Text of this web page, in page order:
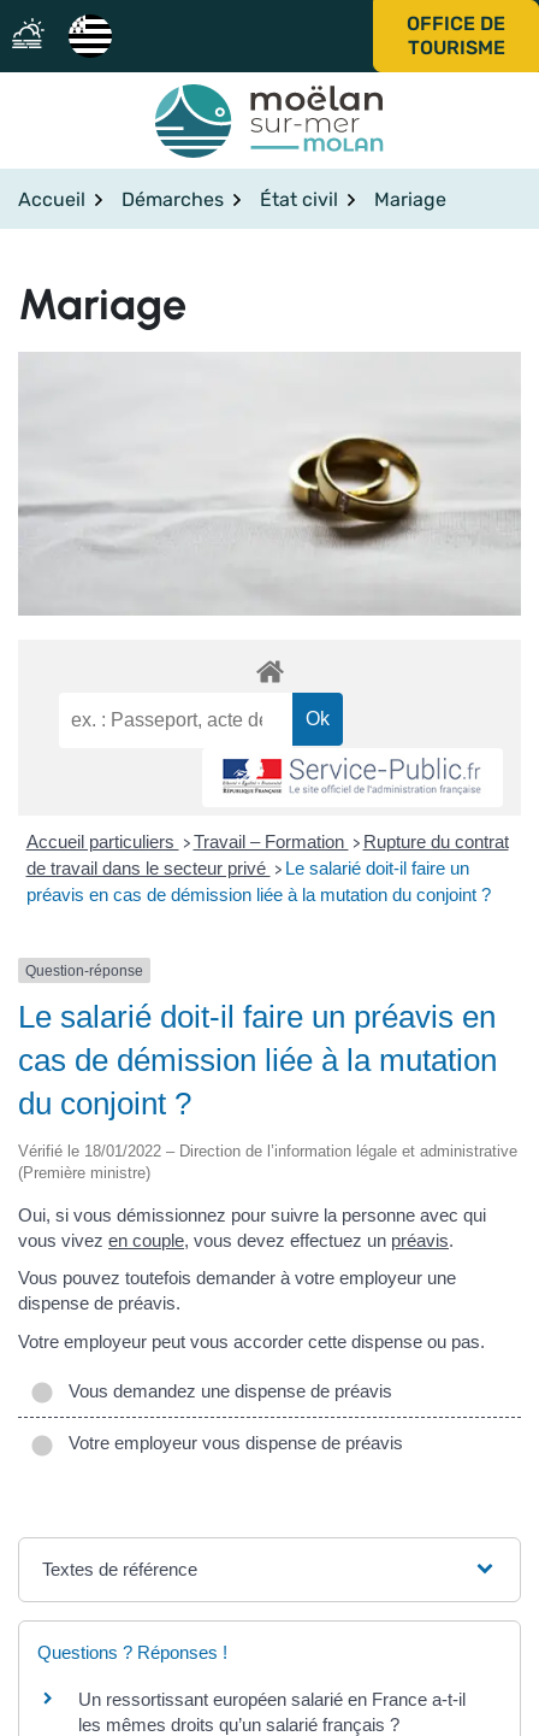
Aller
au
contenu
OFFICE DE
TOURISME
Accueil Démarches État civil Mariage
Mariage
Accueil particuliers > Travail – Formation > Rupture du contrat
de travail dans le secteur privé > Le salarié doit-il faire un
préavis en cas de démission liée à la mutation du conjoint ?
Question-réponse
Le salarié doit-il faire un préavis en
cas de démission liée à la mutation
du conjoint ?
Vérifié le 18/01/2022 – Direction de l’information légale et administrative
(Première ministre)
Oui, si vous démissionnez pour suivre la personne avec qui
vous vivez en couple, vous devez effectuez un préavis.
Vous pouvez toutefois demander à votre employeur une
dispense de préavis.
Votre employeur peut vous accorder cette dispense ou pas.
Vous demandez une dispense de préavis
Votre employeur vous dispense de préavis
Textes de référence
Questions ? Réponses !
Un ressortissant européen salarié en France a-t-il
les mêmes droits qu’un salarié français ?